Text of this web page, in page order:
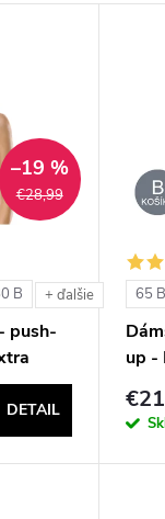
€28,99
–19 %
B + ďalšie
push-
DETAIL
65 B
up -